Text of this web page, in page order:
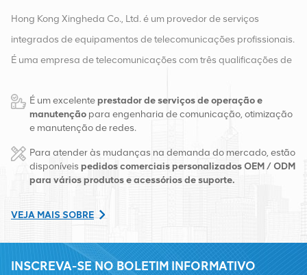
Hong Kong Xingheda Co., Ltd. é um provedor de serviços
integrados de equipamentos de telecomunicações profissionais.
É uma empresa de telecomunicações com três qualificações de
empresa possui dois armazéns inteligentes e centros de
distribuição de fábrica em Changsha e Hong Kong. Em 2016,
China. Com sede na China, realizamos negócios internacionais
no Sudeste Asiático, Europa, Estados Unidos, África e Rússia,
equipamentos e serviços de manutenção abrangentes, como
transmissão, fornecimento de energia, módulos ópticos, cabos,
É um excelenteprestador de serviços de operação e
manutenção para engenharia de comunicação, otimização
e manutenção de redes.
Para atender às mudanças na demanda do mercado, estão
disponíveispedidos comerciais personalizados OEM / ODM
para vários produtos e acessórios de suporte.
VEJA MAIS SOBRE
INSCREVA-SE NO BOLETIM INFORMATIVO